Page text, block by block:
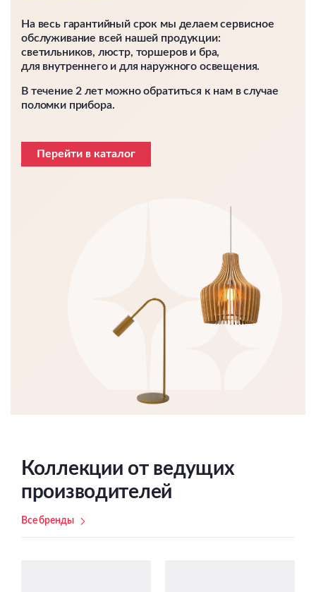
На весь гарантийный срок мы делаем сервисное
обслуживание всей нашей продукции:
светильников, люстр, торшеров и бра,
для внутреннего и для наружного освещения.
В течение 2 лет можно обратиться к нам в случае
поломки прибора.
Перейти в каталог
Коллекции от ведущих
производителей
Все бренды